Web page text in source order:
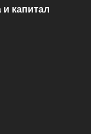
капитал